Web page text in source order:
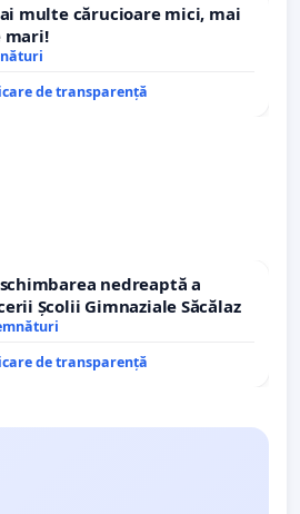
multe cărucioare mici, mai
mari!
de transparență
nedreaptă a
Școlii Gimnaziale Săcălaz
de transparență